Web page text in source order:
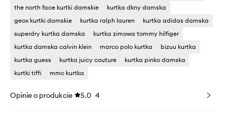
the north face kurtki damskie
kurtka dkny damska
geox kurtki damskie
kurtka ralph lauren
kurtka adidas damska
superdry kurtka damska
kurtka zimowa tommy hilfiger
kurtka damska calvin klein
marco polo kurtka
bizuu kurtka
kurtka guess
kurtka juicy couture
kurtka pinko damska
kurtki tiffi
mmc kurtka
Opinie o produkcie 5.0 4